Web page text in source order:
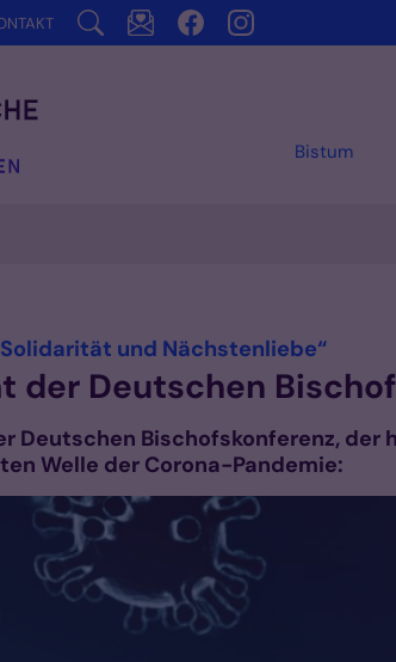
Bistum
und Nächstenliebe“:
der Deutschen
Deutschen Bischofskonferenz,
Welle der Corona-Pandemie: